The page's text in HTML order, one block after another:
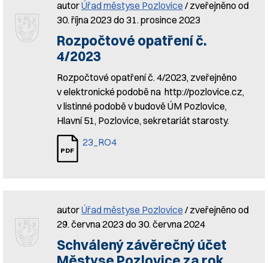
autorÚřad městyse Pozlovice / zveřejněno od
30. října 2023 do 31. prosince 2023
Rozpočtové opatření č.
4/2023
Rozpočtové opatření č. 4/2023, zveřejněno
v elektronické podobě na http://pozlovice.cz,
v listinné podobě v budově ÚM Pozlovice,
Hlavní 51, Pozlovice, sekretariát starosty.
23_RO4
autorÚřad městyse Pozlovice / zveřejněno od
29. června 2023 do 30. června 2024
Schválený závěrečný účet